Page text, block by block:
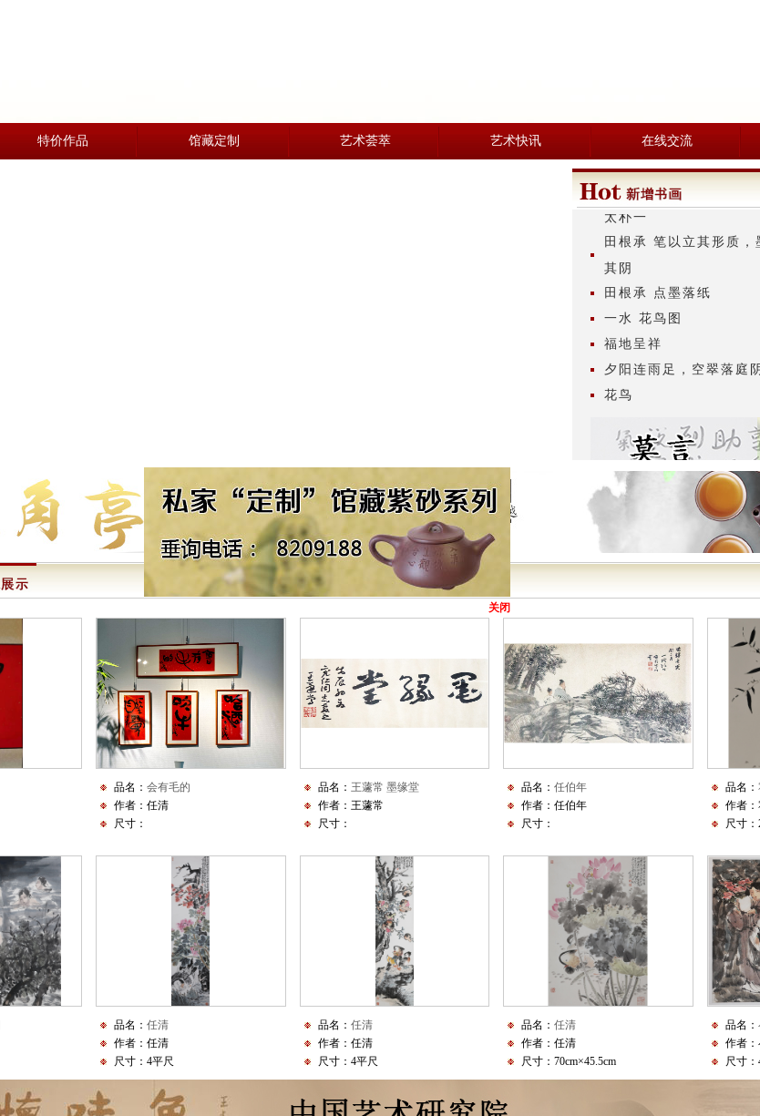
特价作品 馆藏定制 艺术荟萃 艺术快讯 在线交流
关闭
太朴一
田根承 笔以立其形质，
其阴
田根承 点墨落纸
一水 花鸟图
福地呈祥
夕阳连雨足，空翠落庭
花鸟
花鸟
花鸟
踪影生香图
十亩馀芦苇 新秋看雪霜
六月西湖锦绣乡，千层
妆
芭蕉为雨移，故向窗前
染露金风里 宜霜玉水滨
张彦远历代名画记
田根承 太古无法，太朴
太朴一
田根承 笔以立其形质，
品名： 会有毛的
作者：任清
尺寸：
品名： 王蘧常 墨缘堂
作者：王蘧常
尺寸：
品名： 任伯年
作者：任伯年
尺寸：
品名：
作者
尺寸
品名： 任清
作者：任清
尺寸：4平尺
品名： 任清
作者：任清
尺寸：4平尺
品名： 任清
作者：任清
尺寸：70cm×45.5cm
品名：
作者
尺寸